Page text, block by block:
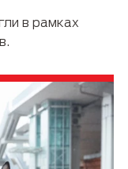
в рамках